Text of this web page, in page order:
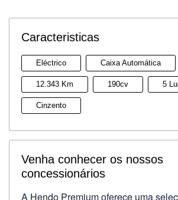
Caracteristicas
Eléctrico Caixa Automática
12.343 Km 190cv 5
Cinzento
Venha conhecer os nossos
concessionários
A Hendo Premium oferece uma